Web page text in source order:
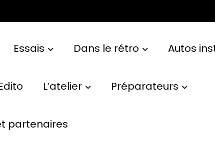
Essais Dans le rétro Autos
L’atelier Préparateurs
partenaires